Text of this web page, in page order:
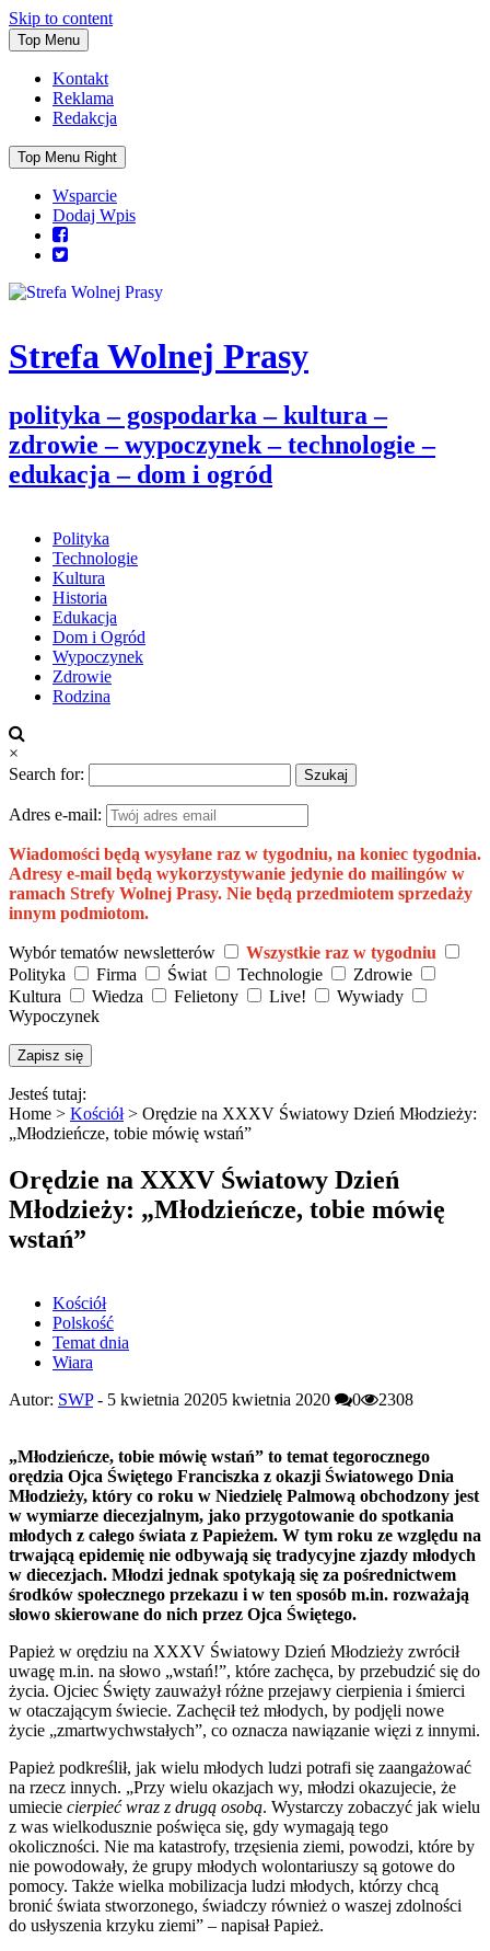
Skip to content
Top Menu
Kontakt
Reklama
Redakcja
Top Menu Right
Wsparcie
Dodaj Wpis
Strefa Wolnej Prasy
polityka – gospodarka – kultura –
zdrowie – wypoczynek – technologie –
edukacja – dom i ogród
Polityka
Technologie
Kultura
Historia
Edukacja
Dom i Ogród
Wypoczynek
Zdrowie
Rodzina
×
Search for:
Adres e-mail:
Wiadomości będą wysyłane raz w tygodniu, na koniec tygodnia.
Adresy e-mail będą wykorzystywanie jedynie do mailingów w
ramach Strefy Wolnej Prasy. Nie będą przedmiotem sprzedaży
innym podmiotom.
Wybór tematów newsletterów
Wszystkie raz w tygodniu
Polityka
Firma Świat Technologie
Zdrowie
Kultura
Wiedza Felietony Live!
Wywiady
Wypoczynek
Jesteś tutaj:
Home > Kościół> Orędzie na XXXV Światowy Dzień Młodzieży:
„Młodzieńcze, tobie mówię wstań”
Orędzie na XXXV Światowy Dzień
Młodzieży: „Młodzieńcze, tobie mówię
wstań”
Kościół
Polskość
Temat dnia
Wiara
Autor: SWP- 5 kwietnia 20205 kwietnia 2020 0 2308
„Młodzieńcze, tobie mówię wstań” to temat tegorocznego
orędzia Ojca Świętego Franciszka z okazji Światowego Dnia
Młodzieży, który co roku w Niedzielę Palmową obchodzony jest
w wymiarze diecezjalnym, jako przygotowanie do spotkania
młodych z całego świata z Papieżem. W tym roku ze względu na
trwającą epidemię nie odbywają się tradycyjne zjazdy młodych
w diecezjach. Młodzi jednak spotykają się za pośrednictwem
środków społecznego przekazu i w ten sposób m.in. rozważają
słowo skierowane do nich przez Ojca Świętego.
Papież w orędziu na XXXV Światowy Dzień Młodzieży zwrócił
uwagę m.in. na słowo „wstań!”, które zachęca, by przebudzić się do
życia. Ojciec Święty zauważył różne przejawy cierpienia i śmierci
w otaczającym świecie. Zachęcił też młodych, by podjęli nowe
życie „zmartwychwstałych”, co oznacza nawiązanie więzi z innymi.
Papież podkreślił, jak wielu młodych ludzi potrafi się zaangażować
na rzecz innych. „Przy wielu okazjach wy, młodzi okazujecie, że
umiecie cierpieć wraz z drugą osobą. Wystarczy zobaczyć jak wielu
z was wielkodusznie poświęca się, gdy wymagają tego
okoliczności. Nie ma katastrofy, trzęsienia ziemi, powodzi, które by
nie powodowały, że grupy młodych wolontariuszy są gotowe do
pomocy. Także wielka mobilizacja ludzi młodych, którzy chcą
bronić świata stworzonego, świadczy również o waszej zdolności
do usłyszenia krzyku ziemi” – napisał Papież.